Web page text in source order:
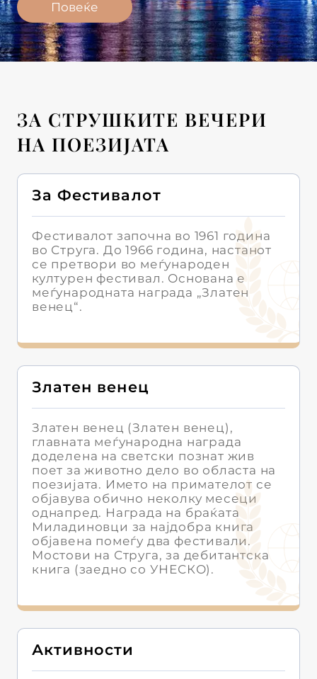
Повеќе
ЗА СТРУШКИТЕ ВЕЧЕРИ
НА ПОЕЗИЈАТА
За Фестивалот
Фестивалот започна во 1961 година
во Струга. До 1966 година, настанот
се претвори во меѓународен
културен фестивал. Основана е
меѓународната награда „Златен
венец“.
Златен венец
Златен венец (Златен венец),
главната меѓународна награда
доделена на светски познат жив
поет за животно дело во областа на
поезијата. Името на примателот се
објавува обично неколку месеци
однапред. Награда на браќата
Миладиновци за најдобра книга
објавена помеѓу два фестивали.
Мостови на Струга, за дебитантска
книга (заедно со УНЕСКО).
Активности